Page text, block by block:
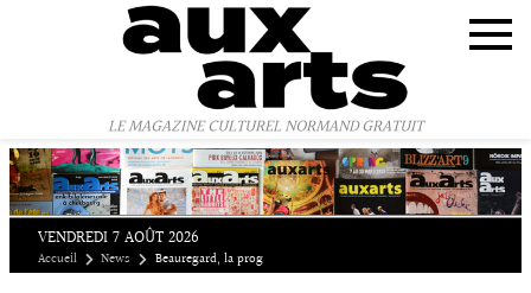
LE MAGAZINE CULTUREL NORMAND GRATUIT
VENDREDI 7 AOÛT 2026
Accueil News Beauregard, la prog
Panneau de gestion des cookies